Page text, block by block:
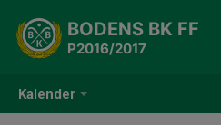
Kalender
BODENS BK FF
P2016/2017